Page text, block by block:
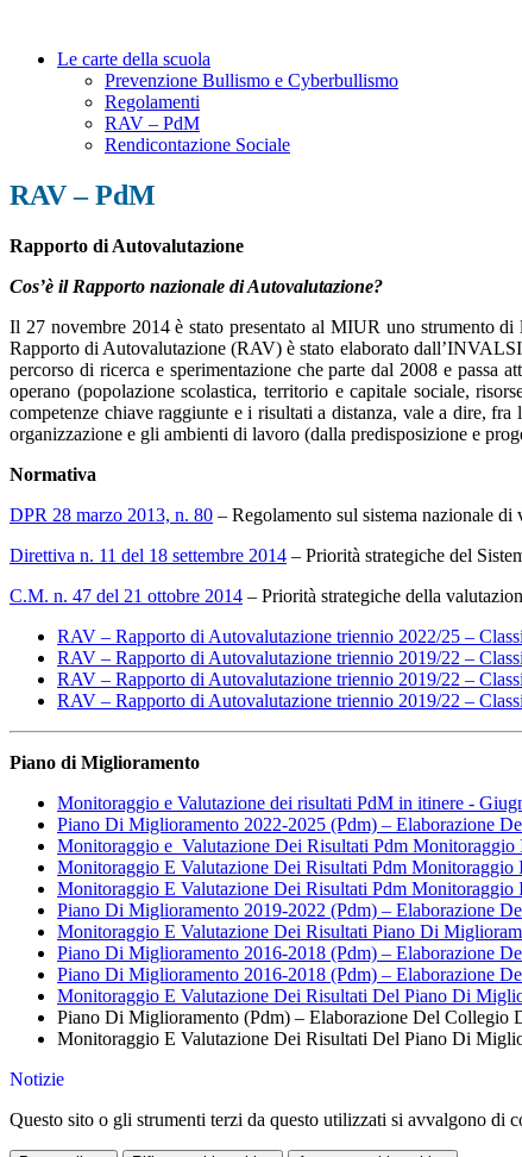
Le carte della scuola
Prevenzione Bullismo e Cyberbullismo
Regolamenti
RAV – PdM
Rendicontazione Sociale
RAV – PdM
Rapporto di Autovalutazione
Cos’è il Rapporto nazionale di Autovalutazione?
Il 27 novembre 2014 è stato presentato al MIUR uno strumento
Rapporto di Autovalutazione (RAV) è stato elaborato
percorso di ricerca e sperimentazione che parte dal 2008 e
operano (popolazione scolastica, territorio e capitale sociale,
competenze chiave raggiunte e i risultati a distanza, vale a dire,
organizzazione e gli ambienti di lavoro (dalla predisposizione e
Normativa
DPR 28 marzo 2013, n. 80 – Regolamento sul sistema nazionale di
Direttiva n. 11 del 18 settembre 2014 – Priorità strategiche del
C.M. n. 47 del 21 ottobre 2014 – Priorità strategiche della
RAV – Rapporto di Autovalutazione triennio 2022/25 –
RAV – Rapporto di Autovalutazione triennio 2019/22 –
RAV – Rapporto di Autovalutazione triennio 2019/22 –
RAV – Rapporto di Autovalutazione triennio 2019/22 –
Piano di Miglioramento
Monitoraggio e Valutazione dei risultati PdM in itinere -
Piano Di Miglioramento 2022-2025 (Pdm) – Elaborazione
Monitoraggio e Valutazione Dei Risultati Pdm Monitoraggio
Monitoraggio E Valutazione Dei Risultati Pdm Monitoraggio
Monitoraggio E Valutazione Dei Risultati Pdm Monitoraggio
Piano Di Miglioramento 2019-2022 (Pdm) – Elaborazione
Monitoraggio E Valutazione Dei Risultati Piano Di
Piano Di Miglioramento 2016-2018 (Pdm) – Elaborazione
Piano Di Miglioramento 2016-2018 (Pdm) – Elaborazione
Monitoraggio E Valutazione Dei Risultati Del Piano Di
Piano Di Miglioramento (Pdm) – Elaborazione Del Collegio
Monitoraggio E Valutazione Dei Risultati Del Piano Di
Notizie
Questo sito o gli strumenti terzi da questo utilizzati si avvalgono di